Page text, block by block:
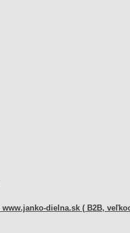
www.janko-dielna.sk ( B2B,